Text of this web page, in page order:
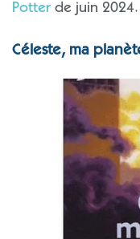
Potter de juin 2024.
Céleste, ma